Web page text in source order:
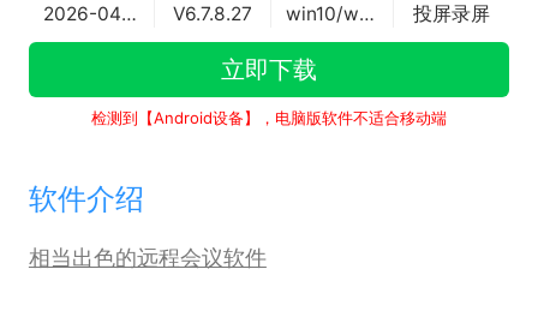
2026-04-23
V6.7.8.27
win10/win11
投屏录屏
立即下载
检测到【Android设备】，电脑版软件不适合移动端
软件介绍
相当出色的远程会议软件